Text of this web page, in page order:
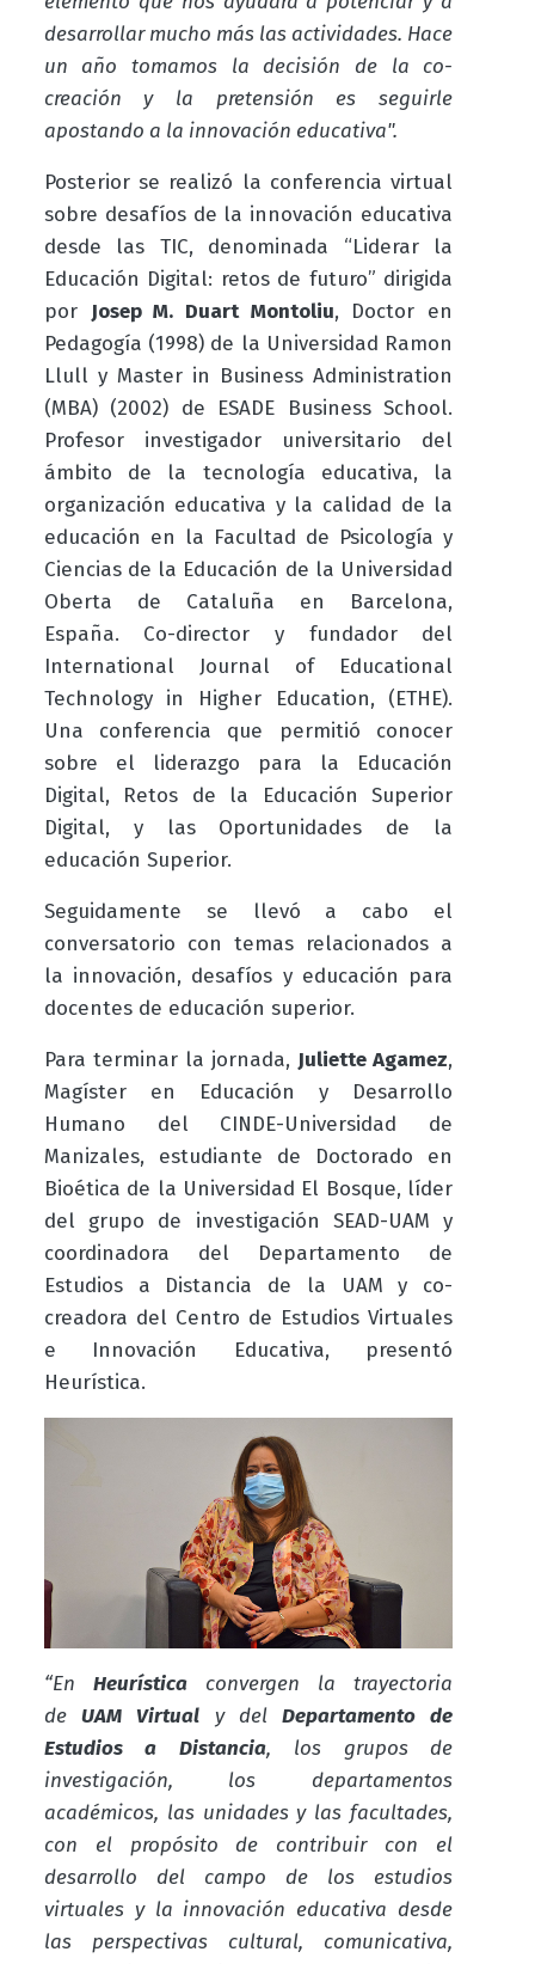
desarrollar mucho más las actividades. Hace
un año tomamos la decisión de la co-
creación y la pretensión es seguirle
apostando a la innovación educativa".
Posterior se realizó la conferencia virtual
sobre desafíos de la innovación educativa
desde las TIC, denominada “Liderar la
Educación Digital: retos de futuro” dirigida
por
Josep M. Duart Montoliu, Doctor en
Pedagogía (1998) de la Universidad Ramon
Llull y Master in Business Administration
(MBA) (2002) de ESADE Business School.
Profesor investigador universitario del
ámbito de la tecnología educativa, la
organización educativa y la calidad de la
educación en la Facultad de Psicología y
Ciencias de la Educación de la Universidad
Oberta de Cataluña en Barcelona,
España. Co-director y fundador del
International Journal of Educational
Technology in Higher Education, (ETHE).
Una conferencia que permitió conocer
sobre el liderazgo para la Educación
Digital, Retos de la Educación Superior
Digital, y las Oportunidades de la
educación Superior.
Seguidamente se llevó a cabo el
conversatorio con temas relacionados a
la innovación, desafíos y educación para
docentes de educación superior.
Para terminar la jornada, Juliette Agamez,
Magíster en Educación y Desarrollo
Humano del CINDE-Universidad de
Manizales, estudiante de Doctorado en
Bioética de la Universidad El Bosque, líder
del grupo de investigación SEAD-UAM y
coordinadora del Departamento de
Estudios a Distancia de la UAM y co-
creadora del Centro de Estudios Virtuales
e Innovación Educativa, presentó
Heurística.
“En Heurísticaconvergen la trayectoria
deUAM Virtual y del Departamento de
Estudios a Distancia, los grupos de
investigación, los departamentos
académicos, las unidades y las facultades,
con el propósito de contribuir con el
desarrollo del campo de los estudios
virtuales y la innovación educativa desde
las perspectivas cultural, comunicativa,